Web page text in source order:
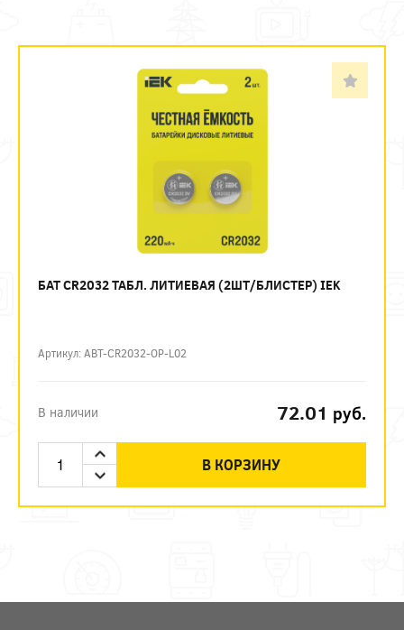
БАТ CR2032 ТАБЛ. ЛИТИЕВАЯ (2ШТ/БЛИСТЕР) IEK
Артикул: ABT-CR2032-OP-L02
В наличии 72.01 руб.
В КОРЗИНУ